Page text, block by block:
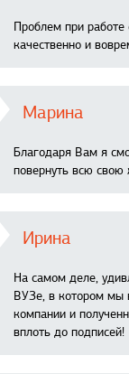
Проблем при
качественно и
Марина
Благодаря Вам я
повернуть всю свою
Ирина
На самом деле,
ВУЗе, в котором мы
компании и
вплоть до подписей!